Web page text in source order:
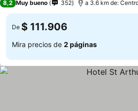
8,2 Muy bueno 352 a 3.6 km de:
De $ 111.906
Mira precios de 2 páginas